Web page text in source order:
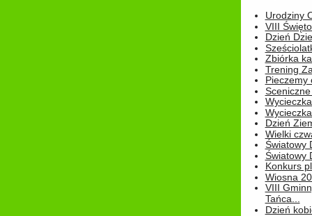
Urodziny
VIII
Dzień
Zbiórka
Trening
Pieczemy
Dzień
Wielki
Światowy
Światowy
Konkurs
Wiosna
VIII
Tańca...
Dzień